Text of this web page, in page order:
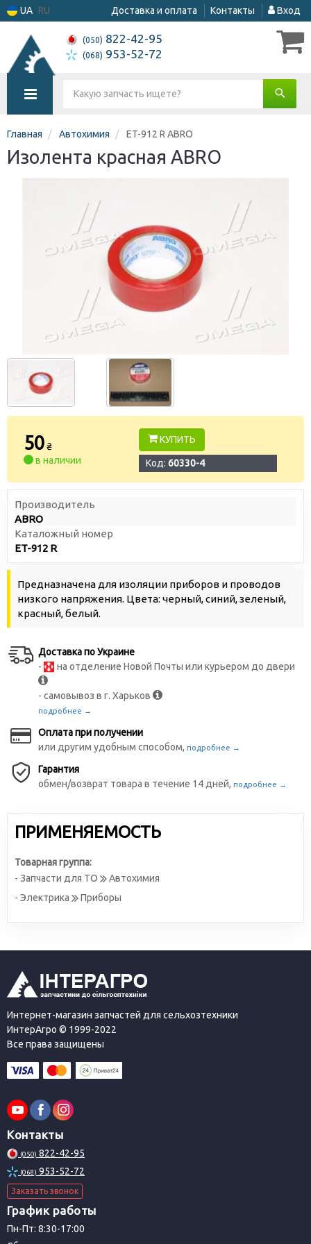
UA RU Доставка и оплата Контакты Вход
(050) 822-42-95
(068) 953-52-72
Главная Автохимия ET-912 R ABRO
Изолента красная ABRO
50₴
в наличии
КУПИТЬ
Код: 60330-4
Производитель
ABRO
Каталожный номер
ET-912 R
Предназначена для изоляции приборов и проводов
низкого напряжения. Цвета: черный, синий, зеленый,
красный, белый.
Доставка по Украине
-
на отделение Новой Почты или курьером до двери
- самовывоз в г. Харьков
подробнее →
Оплата при получении
или другим удобным способом, подробнее →
Гарантия
обмен/возврат товара в течение 14 дней, подробнее →
ПРИМЕНЯЕМОСТЬ
Товарная группа:
- Запчасти для ТО
Автохимия
- Электрика
Приборы
Интернет-магазин запчастей для сельхозтехники
ИнтерАгро © 1999-2022
Все права защищены
Контакты
(050) 822-42-95
(068) 953-52-72
Заказать звонок
График работы
Пн-Пт: 8:30-17:00